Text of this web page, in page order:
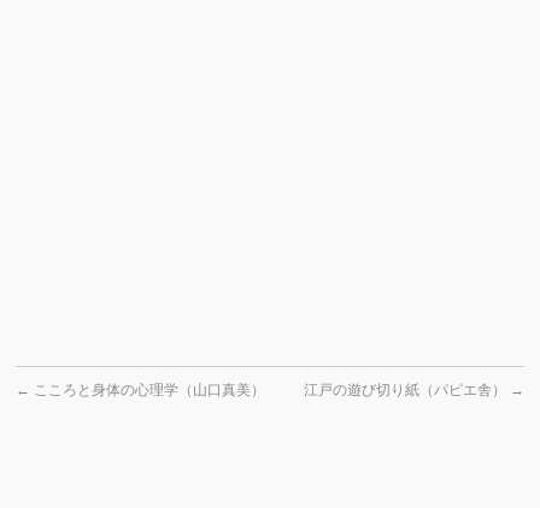
← こころと身体の心理学（山口真美） 江戸の遊び切り紙（パピエ舎） →